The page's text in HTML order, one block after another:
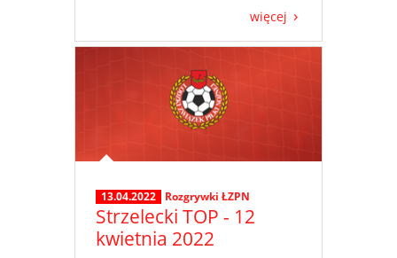
więcej
13.04.2022 Rozgrywki ŁZPN
Strzelecki TOP - 12
kwietnia 2022